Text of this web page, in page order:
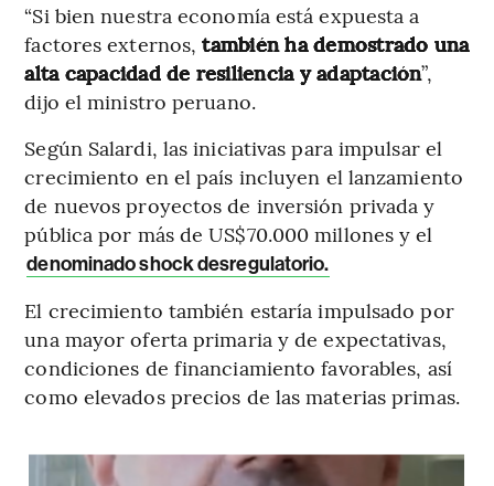
“Si bien nuestra economía está expuesta a
factores externos, también ha demostrado una
alta capacidad de resiliencia y adaptación”,
dijo el ministro peruano.
Según Salardi, las iniciativas para impulsar el
crecimiento en el país incluyen el lanzamiento
de nuevos proyectos de inversión privada y
pública por más de US$70.000 millones y el
denominado shock desregulatorio.
El crecimiento también estaría impulsado por
una mayor oferta primaria y de expectativas,
condiciones de financiamiento favorables, así
como elevados precios de las materias primas.